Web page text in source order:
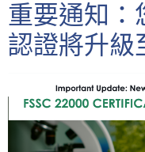
重要通知：
認證將升級